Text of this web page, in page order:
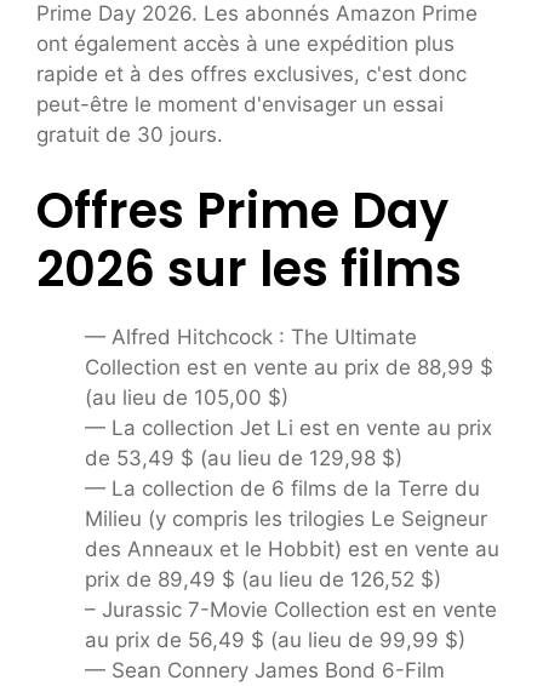
Prime Day 2026. Les abonnés Amazon Prime
ont également accès à une expédition plus
rapide et à des offres exclusives, c'est donc
peut-être le moment d'envisager un essai
gratuit de 30 jours.
Offres Prime Day
2026 sur les films
— Alfred Hitchcock : The Ultimate
Collection est en vente au prix de 88,99 $
(au lieu de 105,00 $)
— La collection Jet Li est en vente au prix
de 53,49 $ (au lieu de 129,98 $)
— La collection de 6 films de la Terre du
Milieu (y compris les trilogies Le Seigneur
des Anneaux et le Hobbit) est en vente au
prix de 89,49 $ (au lieu de 126,52 $)
– Jurassic 7-Movie Collection est en vente
au prix de 56,49 $ (au lieu de 99,99 $)
— Sean Connery James Bond 6-Film